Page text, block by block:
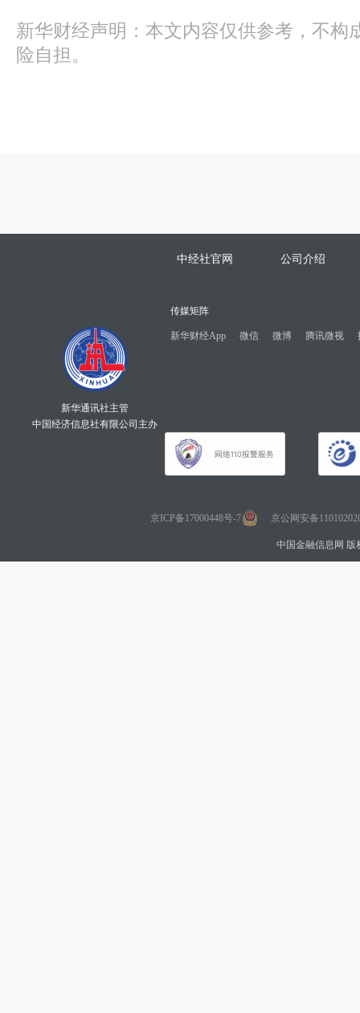
新华财经声明：本文内容仅供参考，不构
险自担。
中经社官网 公司介绍
新华通讯社主管
中国经济信息社有限公司主办
传媒矩阵
新华财经App 微信 微博 腾讯微视
京ICP备17000448号-7 京公网安备
中国金融信息网 版